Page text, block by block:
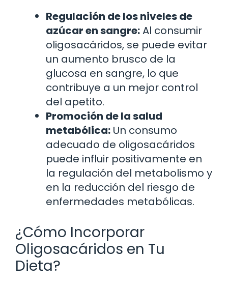
Regulación de los niveles de
azúcar en sangre:Al consumir
oligosacáridos, se puede evitar
un aumento brusco de la
glucosa en sangre, lo que
contribuye a un mejor control
del apetito.
Promoción de la salud
metabólica: Un consumo
adecuado de oligosacáridos
puede influir positivamente en
la regulación del metabolismo y
en la reducción del riesgo de
enfermedades metabólicas.
¿Cómo Incorporar
Oligosacáridos en Tu
Dieta?